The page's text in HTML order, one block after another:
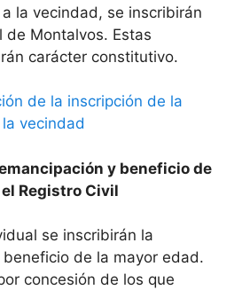
la vecindad, se inscribirán
de Montalvos. Estas
carácter constitutivo.
de la inscripción de la
vecindad
y beneficio de
Registro Civil
se inscribirán la
de la mayor edad.
concesión de los que